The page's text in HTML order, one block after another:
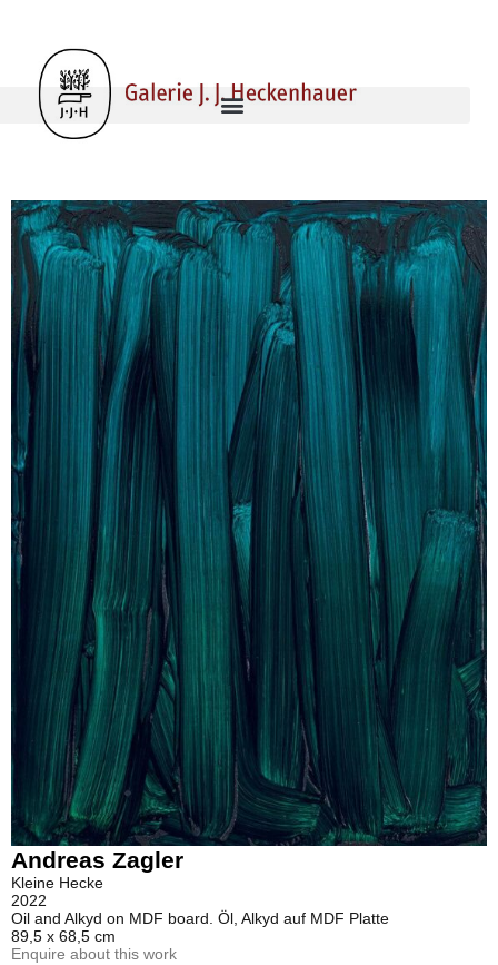
Andreas Zagler
Kleine Hecke
2022
Oil and Alkyd on MDF board. Öl, Alkyd auf MDF Platte
89,5 x 68,5 cm
Enquire about this work